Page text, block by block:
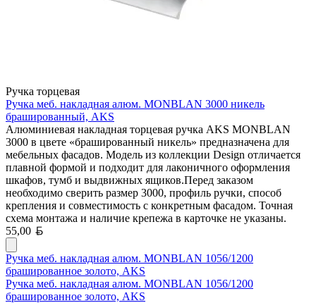
Ручка торцевая
Ручка меб. накладная алюм. MONBLAN 3000 никель
брашированный, AKS
Алюминиевая накладная торцевая ручка AKS MONBLAN
3000 в цвете «брашированный никель» предназначена для
мебельных фасадов. Модель из коллекции Design отличается
плавной формой и подходит для лаконичного оформления
шкафов, тумб и выдвижных ящиков.Перед заказом
необходимо сверить размер 3000, профиль ручки, способ
крепления и совместимость с конкретным фасадом. Точная
схема монтажа и наличие крепежа в карточке не указаны.
55,00
Ручка меб. накладная алюм. MONBLAN 1056/1200
брашированное золото, AKS
Ручка меб. накладная алюм. MONBLAN 1056/1200
брашированное золото, AKS